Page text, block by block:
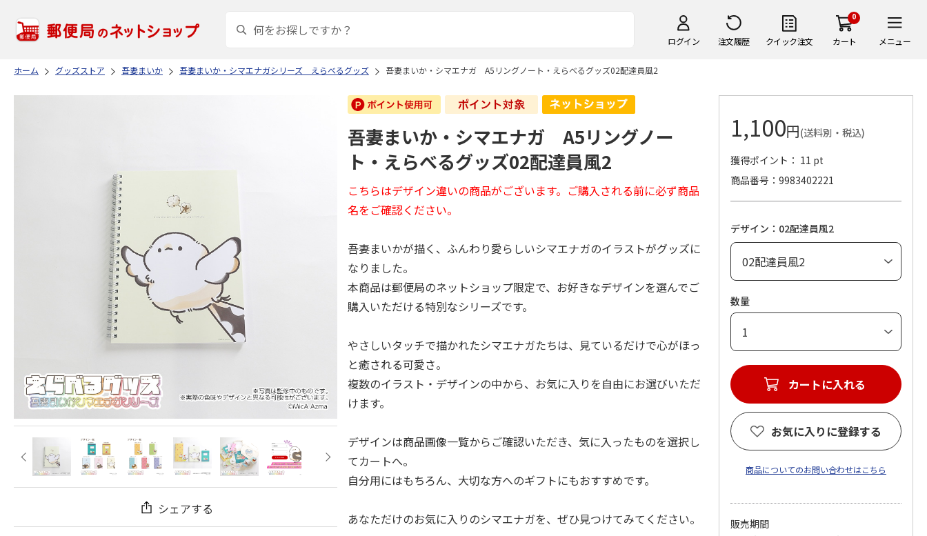
ログイン 注文履歴 クイック注文
0
カート メニュー
ホーム グッズストア 吾妻まいか 吾妻まいか・シマエナガシリーズ えらべるグッズ 吾妻まいか・シマエナガ A5リングノート・えらべるグッズ02配達員風2
シェアする
吾妻まいか・シマエナガ A5リングノー
ト・えらべるグッズ02配達員風2
こちらはデザイン違いの商品がございます。ご購入される前に必ず商品
名をご確認ください。
吾妻まいかが描く、ふんわり愛らしいシマエナガのイラストがグッズに
なりました。
本商品は郵便局のネットショップ限定で、お好きなデザインを選んでご
購入いただける特別なシリーズです。
やさしいタッチで描かれたシマエナガたちは、見ているだけで心がほっ
と癒される可愛さ。
複数のイラスト・デザインの中から、お気に入りを自由にお選びいただ
けます。
デザインは商品画像一覧からご確認いただき、気に入ったものを選択し
てカートへ。
自分用にはもちろん、大切な方へのギフトにもおすすめです。
あなただけのお気に入りのシマエナガを、ぜひ見つけてみてください。
1,100円(送料別・税込)
獲得ポイント： 11 pt
商品番号
9983402221
デザイン：02配達員風2
数量
お気に入りに登録する
商品についてのお問い合わせはこちら
販売期間